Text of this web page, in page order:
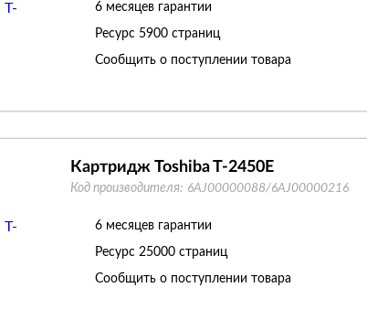
6 месяцев гарантии
Ресурс 5900 страниц
Сообщить о поступлении товара
Картридж Toshiba T-2450E
Код производителя: 6AJ00000088/6AJ00000216
6 месяцев гарантии
Ресурс 25000 страниц
Сообщить о поступлении товара